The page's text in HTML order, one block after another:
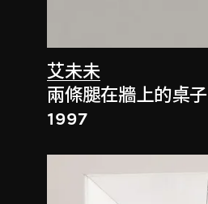
艾未未
兩條腿在牆上的桌子
1997